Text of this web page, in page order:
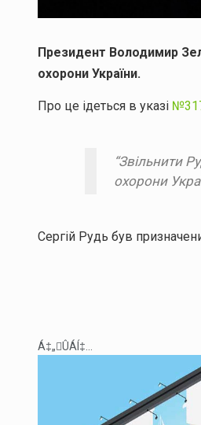
Президент Володимир
охорони України.
Про це ідеться в указі
“Звільнити
охорони
Сергій Рудь був
Á‡„ÛÁÍ‡...